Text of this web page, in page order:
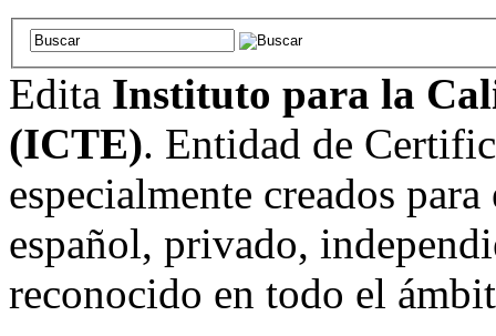
Edita Instituto para la
(ICTE). Entidad de
especialmente creados
español, privado,
reconocido en todo el